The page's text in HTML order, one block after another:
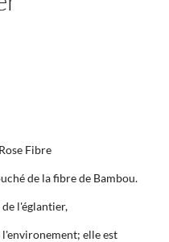
Fibre
de la fibre de Bambou.
l'églantier,
elle est